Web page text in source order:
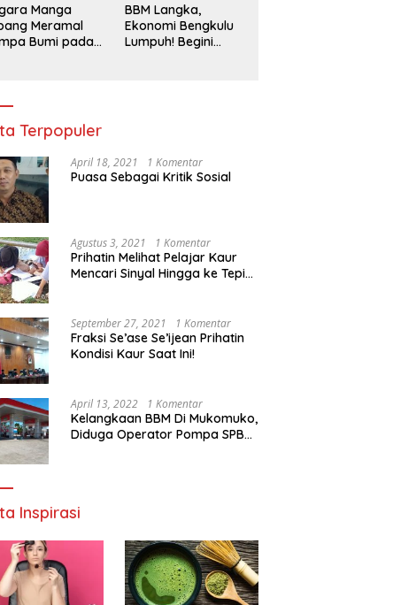
Manga
Meramal
Bumi pada
BBM Langka,
Ekonomi Bengkulu
Lumpuh! Begini
Terpopuler
April 18, 2021 1 Komentar
Puasa Sebagai Kritik Sosial
Agustus 3, 2021 1 Komentar
Prihatin Melihat Pelajar Kaur
Mencari Sinyal Hingga ke Tepi
Segera Bertindak
September 27, 2021 1 Komentar
Fraksi Se’ase Se’ijean Prihatin
Kondisi Kaur Saat Ini!
April 13, 2022 1 Komentar
Kelangkaan BBM Di Mukomuko,
Diduga Operator Pompa SPBU
Inspirasi